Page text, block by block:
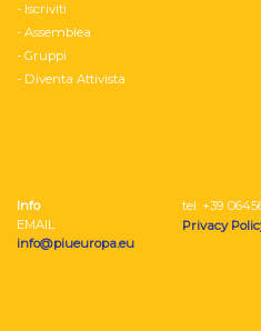
- Iscriviti
- Assemblea
- Gruppi
- Diventa Attivista
Info
EMAIL
info@piueuropa.eu
tel: ‭+39
Privacy